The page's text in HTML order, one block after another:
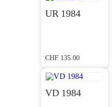
UR 1984
CHF 135.00
VD 1984